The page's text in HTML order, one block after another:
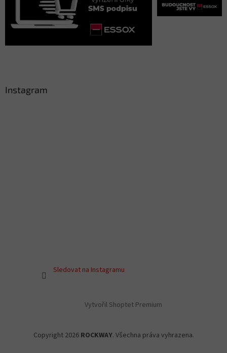
Instagram
Sledovat na Instagramu
Vytvořil Shoptet Premium
Copyright 2026 ROCKWAY. Všechna práva vyhrazena.